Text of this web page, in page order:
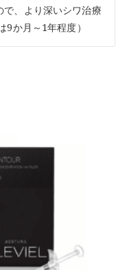
、より深いシワ治療
か月～1年程度）